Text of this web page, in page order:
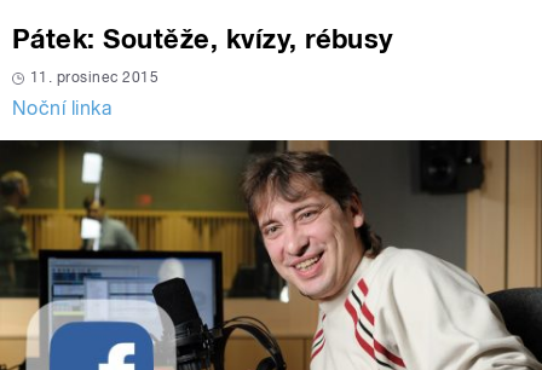
Pátek: Soutěže, kvízy, rébusy
11. prosinec 2015
Noční linka